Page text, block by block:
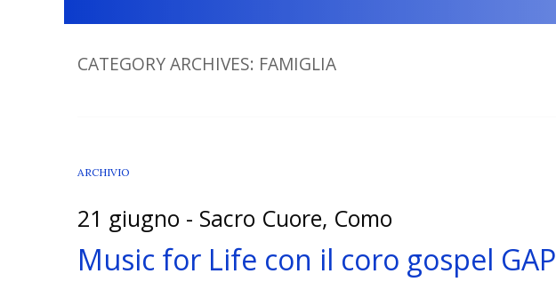
CATEGORY ARCHIVES: FAMIGLIA
ARCHIVIO
21 giugno - Sacro Cuore, Como
Music for Life con il coro gospel GAP